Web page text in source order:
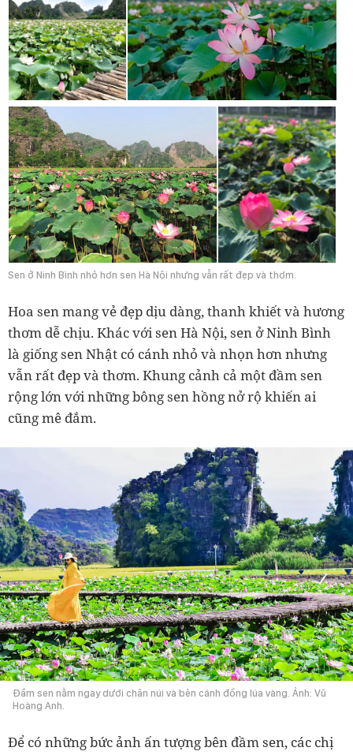
Sen ở Ninh Bình nhỏ hơn sen Hà Nội nhưng vẫn rất đẹp và thơm.
Hoa sen mang vẻ đẹp dịu dàng, thanh khiết và hương
thơm dễ chịu. Khác với sen Hà Nội, sen ở Ninh Bình
là giống sen Nhật có cánh nhỏ và nhọn hơn nhưng
vẫn rất đẹp và thơm. Khung cảnh cả một đầm sen
rộng lớn với những bông sen hồng nở rộ khiến ai
cũng mê đắm.
Đầm sen nằm ngay dưới chân núi và bên cánh đồng lúa vàng. Ảnh: Vũ
Hoàng Anh.
Để có những bức ảnh ấn tượng bên đầm sen, các chị